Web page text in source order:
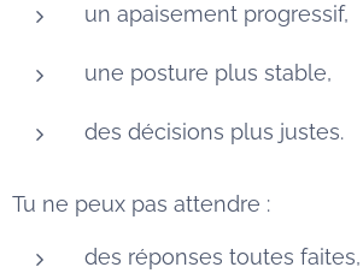
un apaisement progressif,
une posture plus stable,
des décisions plus justes.
Tu ne peux pas attendre :
des réponses toutes faites,